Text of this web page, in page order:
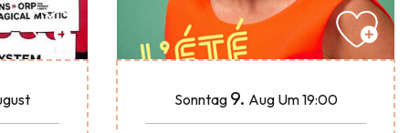
Sonntag 9. Aug Um 19:00